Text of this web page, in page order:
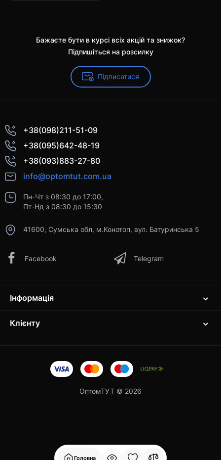
Головна
Бажаєте бути в курсі всіх акцій та знижок?
Підпишіться на розсилку
Підписатися
+38(098)211-51-09
+38(095)642-48-19
+38(093)883-27-80
info@optomtut.com.ua
Пн-Чт з 08:30 до 17:00,
Пт-Нд з 08:30 до 15:30
41600, Сумська обл, м.Конотоп, вул. Батуринська 5
Facebook Telegram
Інформація
Клієнту
ОптомТУТ © 2026